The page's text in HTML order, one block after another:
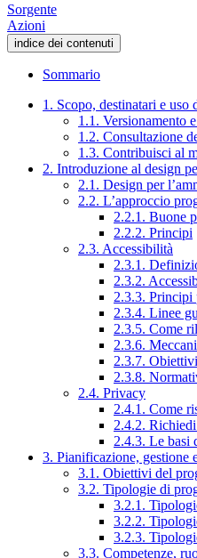
Sorgente
Azioni
indice dei contenuti
Sommario
1. Scopo, destinatari e
1.1. Versionamento
1.2. Consultazione
1.3. Contribuisci al
2. Introduzione al design
2.1. Design per
2.2. L’approccio
2.2.1. Buone
2.2.2. Principi
2.3. Accessibilità
2.3.1.
2.3.2.
2.3.3. Principi
2.3.4. Linee
2.3.5. Come
2.3.6.
2.3.7.
2.3.8.
2.4. Privacy
2.4.1. Come
2.4.2.
2.4.3. Le basi
3. Pianificazione, gestione
3.1. Obiettivi del
3.2. Tipologie di
3.2.1.
3.2.2.
3.2.3.
3.3. Competenze,